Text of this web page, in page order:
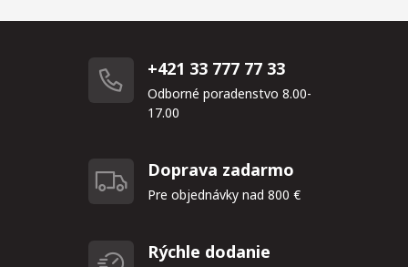
+421 33 777 77 33
Odborné poradenstvo 8.00-
17.00
Doprava zadarmo
Pre objednávky nad 800 €
Rýchle dodanie